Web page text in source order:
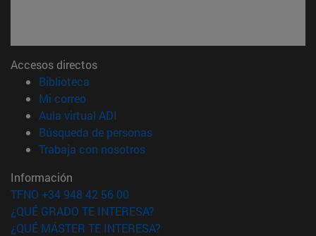
Accesos directos
Biblioteca
Mi correo(abre en nueva ventana)
Aula virtual ADI
Búsqueda de personas(abre en nueva ventana)
Trabaja con nosotros(abre en nueva ventana)
Información
TFNO +34 948 42 56 00
¿QUÉ GRADO TE INTERESA?
¿QUÉ MÁSTER TE INTERESA?